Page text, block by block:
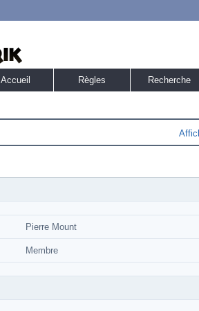
Accueil Règles Recherche
Pierre Mount
Membre